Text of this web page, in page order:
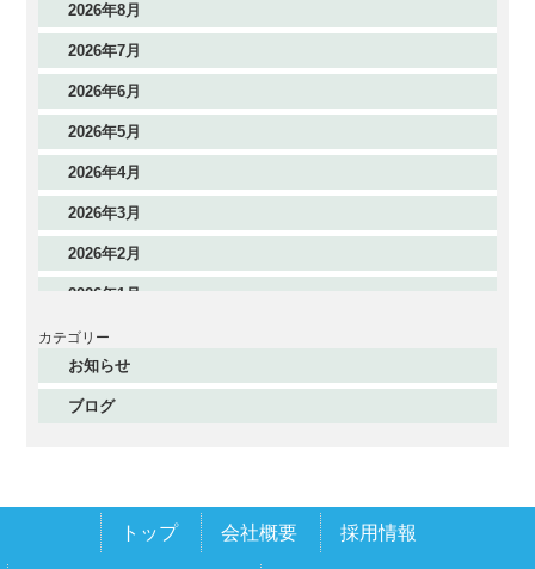
2026年8月
2026年7月
2026年6月
2026年5月
2026年4月
2026年3月
2026年2月
2026年1月
2025年12月
2025年11月
2025年10月
2025年7月
カテゴリー
お知らせ
ブログ
トップ 会社概要 採用情報